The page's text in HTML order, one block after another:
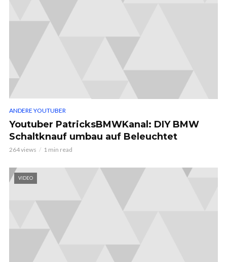
ANDERE YOUTUBER
Youtuber PatricksBMWKanal: DIY BMW
Schaltknauf umbau auf Beleuchtet
264 views 1 min read
VIDEO